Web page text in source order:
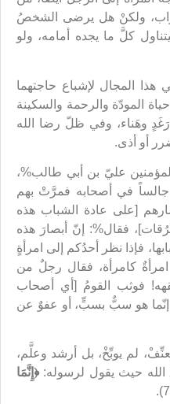
ولكنْ هل يرضى الشخصُ
كلَّ ما يجده أمامه، ولو
هذا المجال لإشباع حاجتهما
المودّة والرحمة والسكينة
وهَناء، وفي ظلّ رضا الله
أو أذى.
عليّ بن أبي طالب%،
في أصحابه فمرَّتْ بهم
[على عادة الشباب هذه
فقال%: إنّ أبصارَ هذه
فإذا نظر أحدُكم إلى امرأةٍ
كامرأة، فقال رجلٌ من
فوثب القومُ [أي أصحاب
إنّما هو سبٌّ بسبٍّ، أو عفوٌ عن
لم يوبِّخْ، بل أرشد وعلَّم،
الله حيث يقول لرسوله:﴿إِنَّمَا